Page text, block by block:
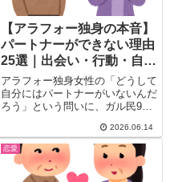
【アラフォー独身の本音】
パートナーができない理由
25選｜出会い・行動・自己
分析まとめ
アラフォー独身女性の「どうして
自分にはパートナーがいないんだ
ろう」という問いに、ガル民925
出会いの場の選び方・40代後半
の先輩の後悔まで、自分のパター
ンを見つけるヒントに。
2026.06.14
恋愛